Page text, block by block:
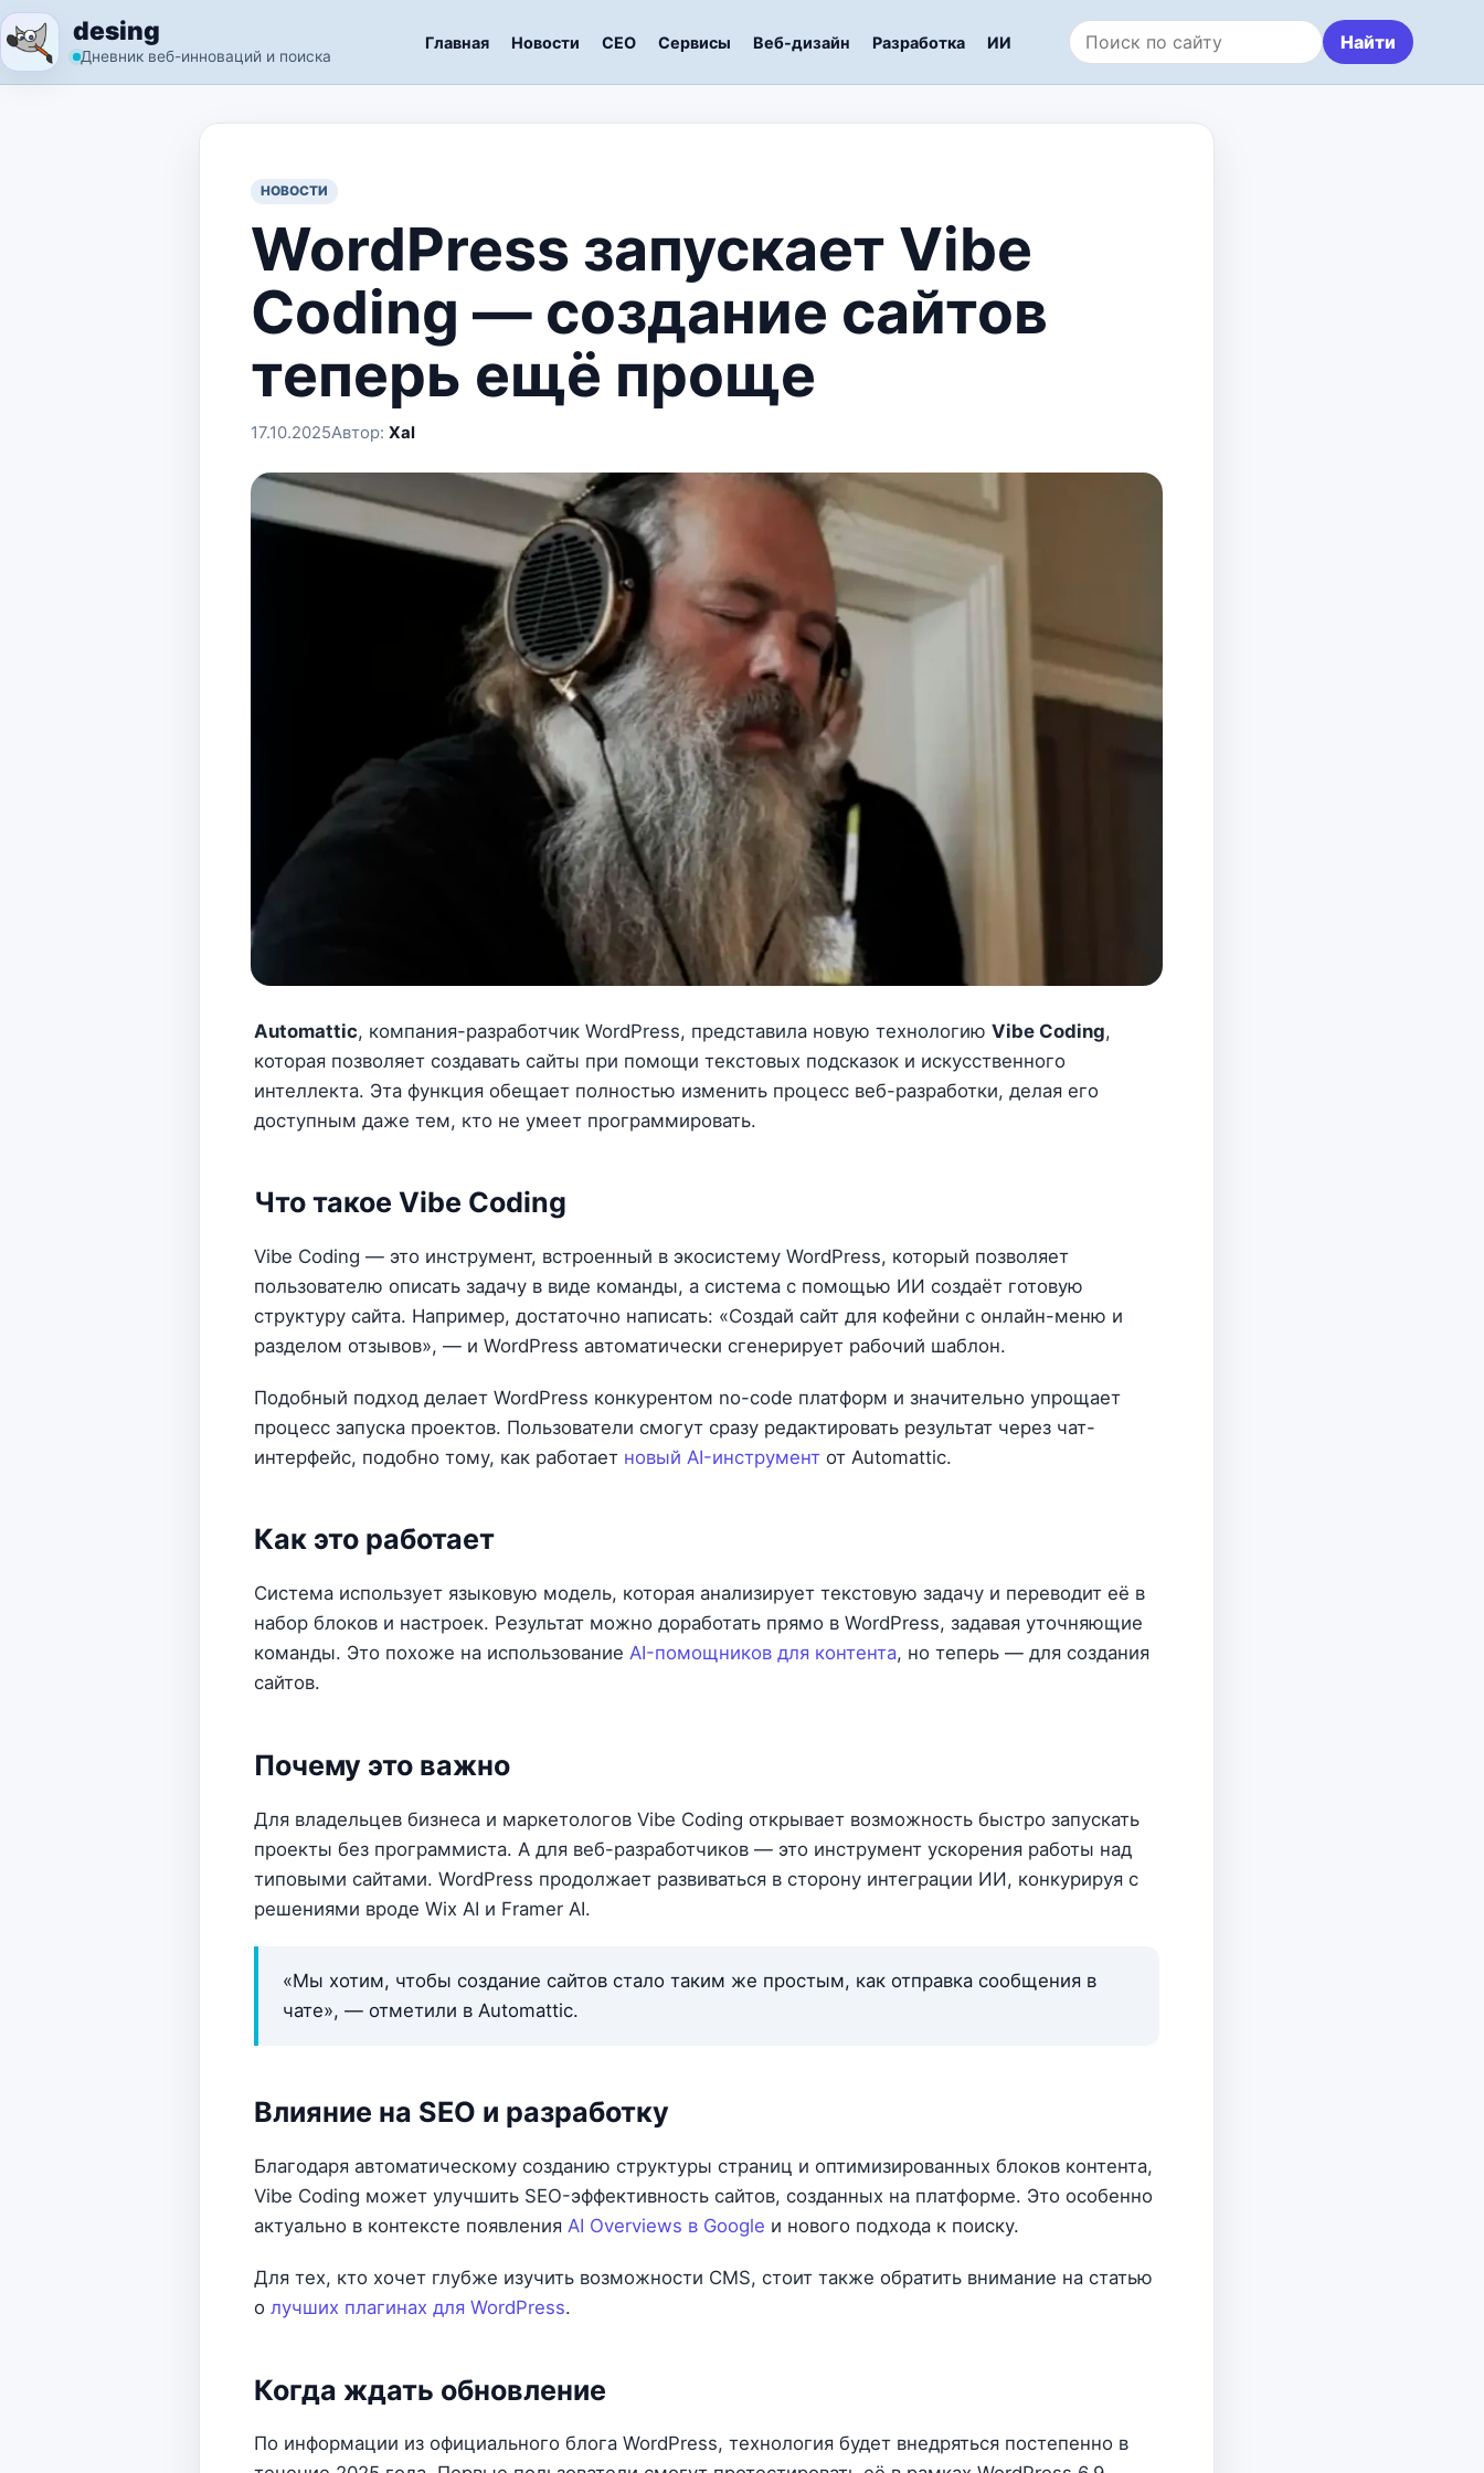
Перейти к содержимому
desing
Дневник веб-инноваций и поиска
Главная Новости СЕО Сервисы Веб-дизайн Разработка ИИ
Поиск по сайту
Найти
НОВОСТИ
WordPress запускает Vibe
Coding — создание сайтов
теперь ещё проще
17.10.2025Автор: Xal
Automattic, компания-разработчик WordPress, представила новую технологию Vibe Coding,
которая позволяет создавать сайты при помощи текстовых подсказок и искусственного
интеллекта. Эта функция обещает полностью изменить процесс веб-разработки, делая его
доступным даже тем, кто не умеет программировать.
Что такое Vibe Coding
Vibe Coding — это инструмент, встроенный в экосистему WordPress, который позволяет
пользователю описать задачу в виде команды, а система с помощью ИИ создаёт готовую
структуру сайта. Например, достаточно написать: «Создай сайт для кофейни с онлайн-меню и
разделом отзывов», — и WordPress автоматически сгенерирует рабочий шаблон.
Подобный подход делает WordPress конкурентом no-code платформ и значительно упрощает
процесс запуска проектов. Пользователи смогут сразу редактировать результат через чат-
интерфейс, подобно тому, как работает новый AI-инструмент от Automattic.
Как это работает
Система использует языковую модель, которая анализирует текстовую задачу и переводит её в
набор блоков и настроек. Результат можно доработать прямо в WordPress, задавая уточняющие
команды. Это похоже на использование AI-помощников для контента, но теперь — для создания
сайтов.
Почему это важно
Для владельцев бизнеса и маркетологов Vibe Coding открывает возможность быстро запускать
проекты без программиста. А для веб-разработчиков — это инструмент ускорения работы над
типовыми сайтами. WordPress продолжает развиваться в сторону интеграции ИИ, конкурируя с
решениями вроде Wix AI и Framer AI.
«Мы хотим, чтобы создание сайтов стало таким же простым, как отправка сообщения в
чате», — отметили в Automattic.
Влияние на SEO и разработку
Благодаря автоматическому созданию структуры страниц и оптимизированных блоков контента,
Vibe Coding может улучшить SEO-эффективность сайтов, созданных на платформе. Это особенно
актуально в контексте появления AI Overviews в Google и нового подхода к поиску.
Для тех, кто хочет глубже изучить возможности CMS, стоит также обратить внимание на статью
о лучших плагинах для WordPress.
Когда ждать обновление
По информации из официального блога WordPress, технология будет внедряться постепенно в